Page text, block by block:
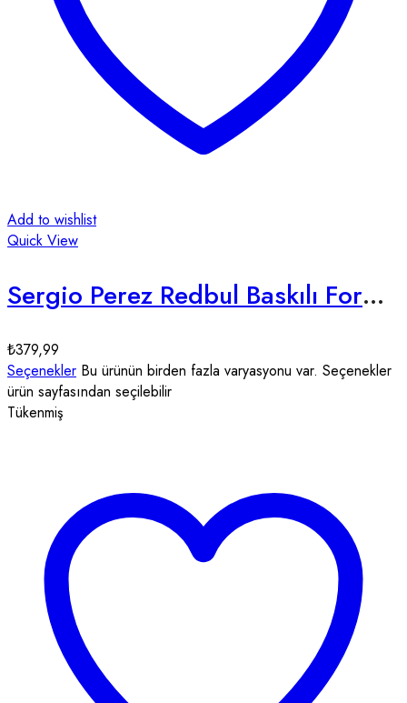
Add to wishlist
Quick View
Sergio Perez Redbul Baskılı Formula 1 Unisex Tişört (Kopya)
₺379,99
Seçenekler Bu ürünün birden fazla varyasyonu var. Seçenekler
ürün sayfasından seçilebilir
Tükenmiş